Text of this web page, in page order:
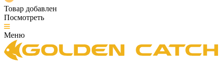
Товар добавлен
Посмотреть
Меню